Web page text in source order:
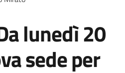
lunedì 20
sede per